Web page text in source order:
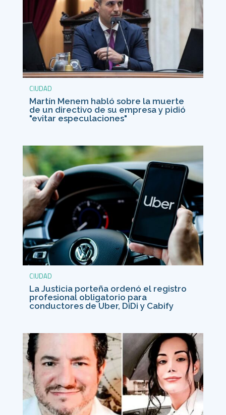
CIUDAD
Martín Menem habló sobre la muerte
de un directivo de su empresa y pidió
"evitar especulaciones"
CIUDAD
La Justicia porteña ordenó el registro
profesional obligatorio para
conductores de Uber, DiDi y Cabify